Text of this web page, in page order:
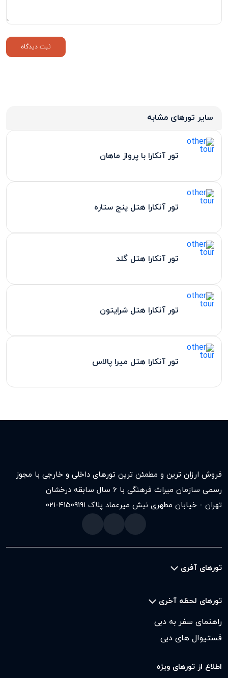
سایر تورهای مشابه
تور آنکارا با پرواز ماهان
تور آنکارا هتل پنج ستاره
تور آنکارا هتل گلد
تور آنکارا هتل شرایتون
تور آنکارا هتل میرا پالاس
فروش ارزان ترین و مطمئن ترین تورهای داخلی و خارجی با مجوز
رسمی سازمان میراث فرهنگی با ۶ سال سابقه درخشان
تهران - خیابان مطهری نبش میرعماد پلاک ۱۹۱
021-41509
تورهای آفری
تورهای لحظه آخری
راهنمای سفر به دبی
فستیوال های دبی
اطلاع از تورهای ویژه